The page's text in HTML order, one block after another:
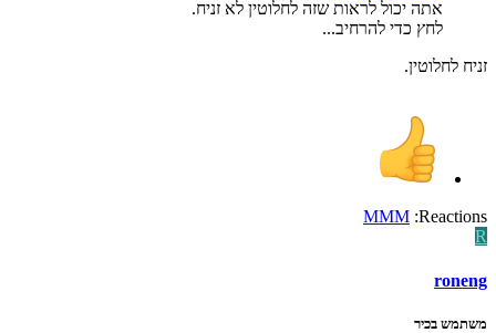
אתה יכול לראות שזה לחלוטין לא זניח.
לחץ כדי להרחיב...
זניח לחלוטין.
Reactions:
MMM
R
roneng
משתמש בכיר